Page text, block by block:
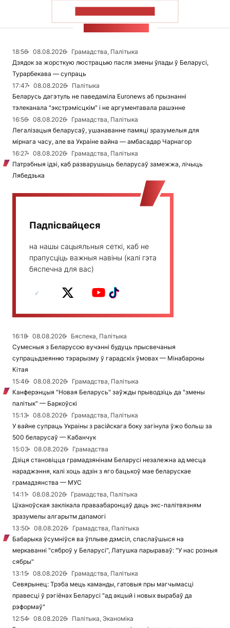
18:56 08.08.2026
Грамадства, Палітыка
Дзядок за жорсткую люстрацыю пасля змены ўлады ў Беларусі,
Турарбекава — супраць
17:47
08.08.2026
Палітыка
Беларусь дагэтуль не паведаміла Euronews аб прызнанні
тэлеканала "экстрэмісцкім" і не аргументавала рашэнне
16:56
08.08.2026
Грамадства, Палітыка
Легалізацыя беларусаў, ушанаванне памяці зразумелыя для
мірнага часу, але ва Украіне вайна — амбасадар Чарнагор
16:27
08.08.2026
Грамадства, Палітыка
Патрэбныя ідэі, каб разварушыць беларусаў замежжа, лічыць
Лябедзька
Падпісвайцеся
на нашы сацыяльныя сеткі, каб не
прапусціць важныя навіны (калі гэта
бяспечна для вас)
16:18 08.08.2026
Бяспека, Палітыка
Сумесныя з Беларуссю вучэнні будуць прысвечаныя
супрацьдзеянню тэрарызму ў гарадскіх ўмовах — Мінабароны
Кітая
15:46
08.08.2026
Грамадства, Палітыка
Канферэнцыя "Новая Беларусь" заўжды прыводзіць да "змены
палітык" — Баркоўскі
15:13
08.08.2026
Грамадства, Палітыка
У вайне супраць Украіны з расійскага боку загінула ўжо больш за
500 беларусаў — Кабанчук
15:03
08.08.2026
Грамадства
Дзіця становіцца грамадзянінам Беларусі незалежна ад месца
нараджэння, калі хоць адзін з яго бацькоў мае беларускае
грамадзянства — МУС
14:11
08.08.2026
Грамадства, Палітыка
Ціханоўская заклікала праваабаронцаў даць экс-палітвязням
зразумелы алгарытм дапамогі
13:50
08.08.2026
Грамадства, Палітыка
Бабарыка ўсумніўся ва ўплыве дэмсіл, спаслаўшыся на
меркаванні "сяброў у Беларусі", Латушка парыраваў: "У нас розныя
сябры"
13:15
08.08.2026
Грамадства, Палітыка
Севярынец: Трэба мець каманды, гатовыя пры магчымасці
правесці ў рэгіёнах Беларусі "ад акцый і новых вырабаў да
рэформаў"
12:54
08.08.2026
Палітыка, Эканоміка